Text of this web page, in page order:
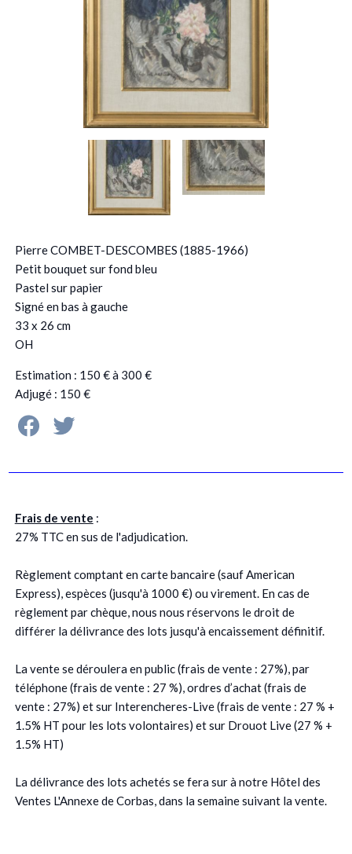
Pierre COMBET-DESCOMBES (1885-1966)
Petit bouquet sur fond bleu
Pastel sur papier
Signé en bas à gauche
33 x 26 cm
OH
Estimation : 150 € à 300 €
Adjugé : 150 €
Frais de vente :
27% TTC en sus de l'adjudication.
Règlement comptant en carte bancaire (sauf American
Express), espèces (jusqu'à 1000 €) ou virement. En cas de
règlement par chèque, nous nous réservons le droit de
différer la délivrance des lots jusqu'à encaissement définitif.
La vente se déroulera en public (frais de vente : 27%), par
téléphone (frais de vente : 27 %), ordres d’achat (frais de
vente : 27%) et sur Interencheres-Live (frais de vente : 27 % +
1.5% HT pour les lots volontaires) et sur Drouot Live (27 % +
1.5% HT)
La délivrance des lots achetés se fera sur à notre Hôtel des
Ventes L'Annexe de Corbas, dans la semaine suivant la vente.